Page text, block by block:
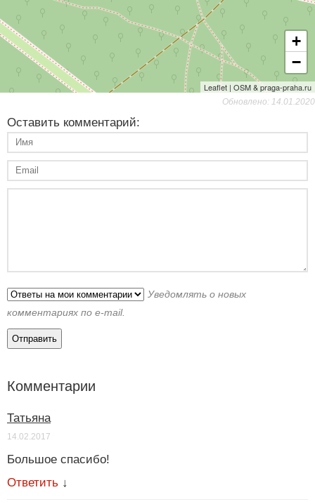
+
−
Leaflet | OSM & praga-praha.ru
Обновлено: 14.01.2020
Оставить комментарий:
Уведомлять о новых
комментариях по e-mail.
Комментарии
Татьяна
14.02.2017
Большое спасибо!
Ответить ↓